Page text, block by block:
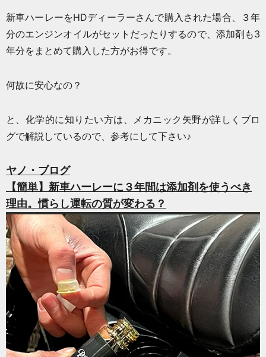
新車ハーレーをHDディーラーさんで購入された場合、３年
分のエンジンオイルがセットだったりするので、添加剤も3
年分をまとめて購入した方がお得です。
何故に安心なの？
と、化学的に知りたい方は、メカニック矢野が詳しくブロ
グで解説しているので、参考にして下さい♪
ヤノ・ブログ
【簡単】新車ハーレーに３年間は添加剤を使うべき
理由。慣らし運転の質が変わる？